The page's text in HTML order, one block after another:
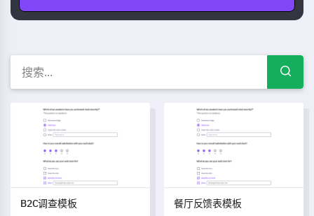
客户 调查模板、示例和表单
B2C调查模板
B2C调查模板
餐厅反馈表模板
餐厅反馈表模板